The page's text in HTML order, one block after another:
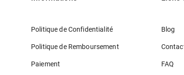
Politique de Confidentialité
Politique de Remboursement
Paiement
Blog
FAQ